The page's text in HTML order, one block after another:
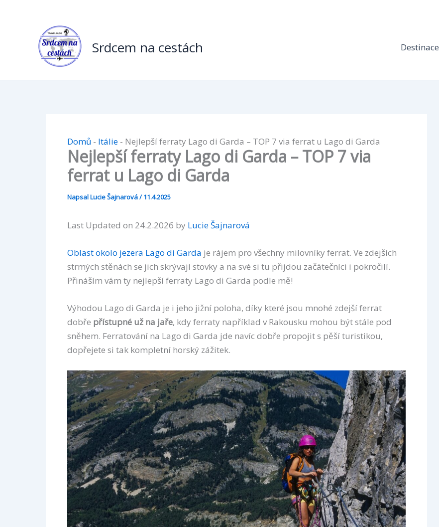
Srdcem na cestách Destinace
Domů - Itálie- Nejlepší ferraty Lago di Garda – TOP 7 via ferrat u Lago di Garda
Nejlepší ferraty Lago di Garda – TOP 7 via
ferrat u Lago di Garda
NapsalLucie Šajnarová/11.4.2025
Last Updated on 24.2.2026 by Lucie Šajnarová
Oblast okolo jezera Lago di Garda je rájem pro všechny milovníky ferrat. Ve zdejších
strmých stěnách se jich skrývají stovky a na své si tu přijdou začátečníci i pokročilí.
Přináším vám ty nejlepší ferraty Lago di Garda podle mě!
Výhodou Lago di Garda je i jeho jižní poloha, díky které jsou mnohé zdejší ferrat
dobře přístupné už na jaře, kdy ferraty například v Rakousku mohou být stále pod
sněhem. Ferratování na Lago di Garda jde navíc dobře propojit s pěší turistikou,
dopřejete si tak kompletní horský zážitek.